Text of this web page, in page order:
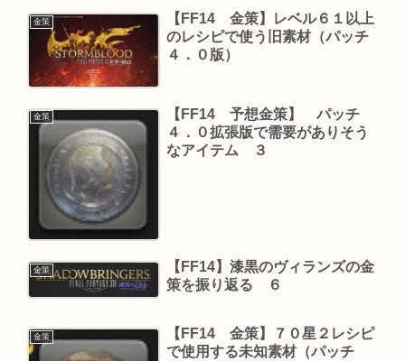
金策
【FF14 金策】レベル６１以上
のレシピで使う旧素材（パッチ
４．０版）
金策
【FF14 予想金策】 パッチ
４．０拡張版で需要がありそう
なアイテム ３
金策
【FF14】漆黒のヴィランズの金
策を振り返る ６
金策
【FF14 金策】７０星２レシピ
で使用する未知素材（パッチ